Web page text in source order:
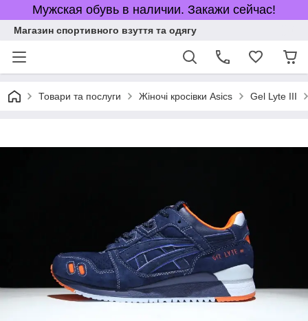
Мужская обувь в наличии. Закажи сейчас!
Магазин спортивного взуття та одягу
Товари та послуги Жіночі кросівки Asics Gel Lyte III